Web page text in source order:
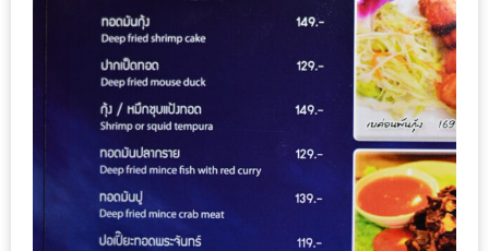
ไม่
บาน
ปลาย
อิ่ม
ชิ
ลล์
ไม่
เกิน